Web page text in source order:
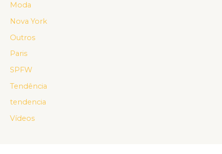
Moda
Nova York
Outros
Paris
SPFW
Tendência
tendencia
Vídeos